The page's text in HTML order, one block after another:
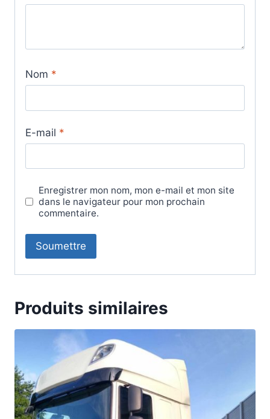
Nom *
E-mail *
Enregistrer mon nom, mon e-mail et mon site
dans le navigateur pour mon prochain
commentaire.
Produits similaires